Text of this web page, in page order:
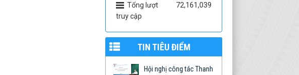
Tổng lượt
truy cập
72,161,039
TIN TIÊU ĐIỂM
Hội nghị công tác Thanh